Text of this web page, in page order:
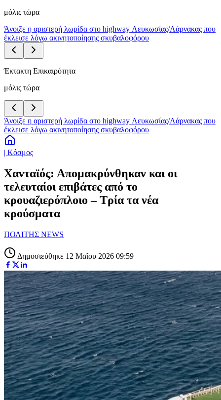
μόλις τώρα
Άνοιξε η αριστερή λωρίδα στο highway Λευκωσίας/Λάρνακας που
έκλεισε λόγω ακινητοποίησης σκυβαλοφόρου
Έκτακτη Επικαιρότητα
μόλις τώρα
Άνοιξε η αριστερή λωρίδα στο highway Λευκωσίας/Λάρνακας που
έκλεισε λόγω ακινητοποίησης σκυβαλοφόρου
| Κόσμος
Χανταϊός: Απομακρύνθηκαν και οι
τελευταίοι επιβάτες από το
κρουαζιερόπλοιο – Τρία τα νέα
κρούσματα
ΠΟΛΙΤΗΣ NEWS
Δημοσιεύθηκε 12 Μαΐου 2026 09:59